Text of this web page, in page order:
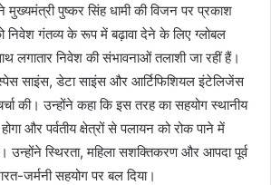
पुष्कर सिंह धामी की विजन पर प्रकाश
निवेश गंतव्य के रूप में बढ़ावा देने के लिए ग्लोबल
लगातार निवेश की संभावनाओं तलाशी जा रहीं हैं।
साइंस, डेटा साइंस और आर्टिफिशियल इंटेलिजेंस
की। उन्होंने कहा कि इस तरह का सहयोग स्थानीय
और पर्वतीय क्षेत्रों से पलायन को रोक पाने में
उन्होंने स्थिरता, महिला सशक्तिकरण और आपदा पूर्व
जर्मनी सहयोग पर बल दिया।